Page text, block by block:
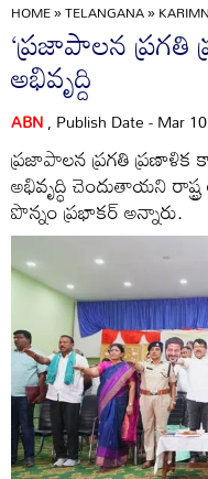
HOME»TELANGANA»
‘ప్రజాపాలన
అభివృద్ది
ABN, Publish Date - Mar
ప్రజాపాలన ప్రగతి
అభివృద్ధి చెందుతాయని
పొన్నం ప్రభాకర్‌ అన్నారు.